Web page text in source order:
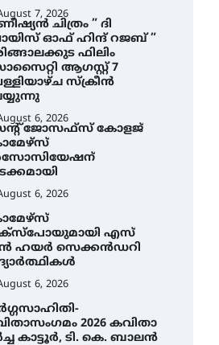
7, 2026
ചിത്രം ” ദി
ഓഫ് ഹിന്ദ് റജബ് ”
ഫിലിം
ആഗസ്റ്റ് 7
സ്‌ക്രീൻ
6, 2026
ജോസഫ്സ് കോളജ്
6, 2026
എസ്
ഹയർ സെക്കൻഡറി
6, 2026
2026 കവിതാ
കാട്ടൂർ, ടി. കെ. ബാലൻ